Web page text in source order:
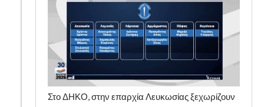
Στο ΔΗΚΟ, στην επαρχία Λευκωσίας ξεχωρίζουν